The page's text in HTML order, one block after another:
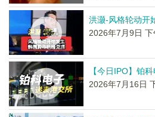
洪灏-风格轮动开
2026年7月9日 下
【今日IPO】铂
2026年7月16日